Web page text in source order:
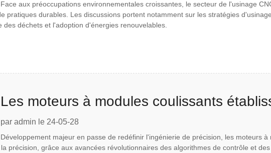
Face aux préoccupations environnementales croissantes, le secteur de l'usinage
pratiques durables. Les discussions portent notamment sur les stratégies
des déchets et l'adoption d'énergies renouvelables.
Les moteurs à modules coulissants
nouvelles normes de précision
par admin le 24-05-28
Développement majeur en passe de redéfinir l'ingénierie de précision, les moteurs à
précision, grâce aux avancées révolutionnaires des algorithmes de contrôle et